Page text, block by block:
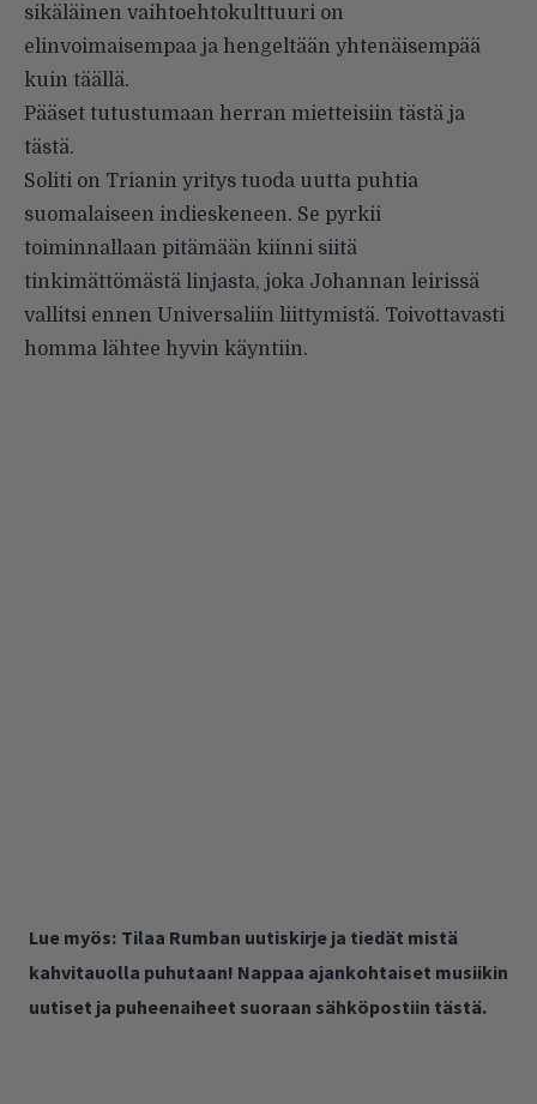
sikäläinen vaihtoehtokulttuuri on
elinvoimaisempaa ja hengeltään yhtenäisempää
kuin täällä.
Pääset tutustumaan herran mietteisiin tästä ja
tästä.
Soliti on Trianin yritys tuoda uutta puhtia
suomalaiseen indieskeneen. Se pyrkii
toiminnallaan pitämään kiinni siitä
tinkimättömästä linjasta, joka Johannan leirissä
vallitsi ennen Universaliin liittymistä. Toivottavasti
homma lähtee hyvin käyntiin.
Lue myös: Tilaa Rumban uutiskirje ja tiedät mistä
kahvitauolla puhutaan! Nappaa ajankohtaiset musiikin
uutiset ja puheenaiheet suoraan sähköpostiin tästä.